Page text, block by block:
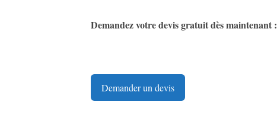
Demandez votre devis gratuit dès maintenant :
Demander un devis